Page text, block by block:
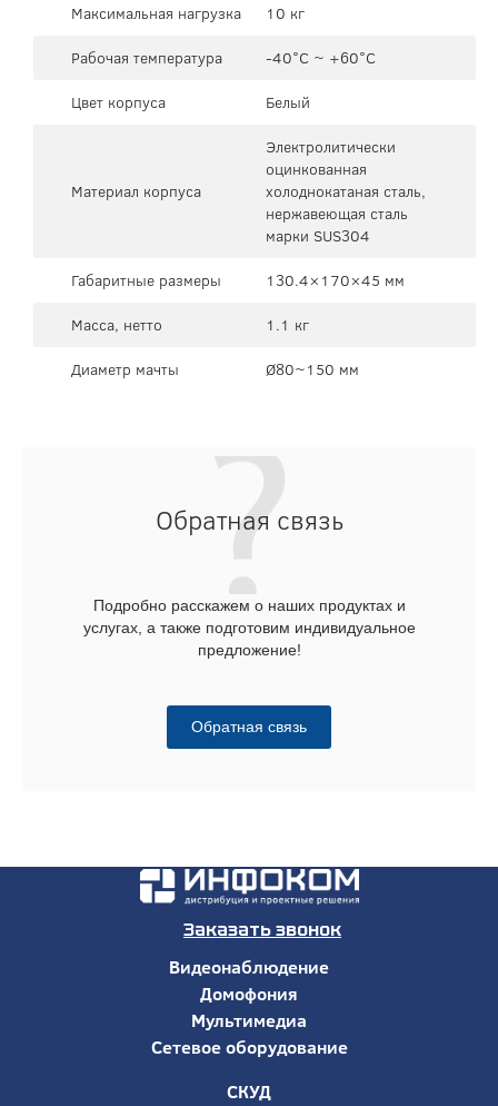
Максимальная нагрузка
10 кг
Рабочая температура
-40°C ~ +60°C
Цвет корпуса
Белый
Материал корпуса
Электролитически
оцинкованная
холоднокатаная сталь,
нержавеющая сталь
марки SUS304
Габаритные размеры
130.4×170×45 мм
Масса, нетто
1.1 кг
Диаметр мачты
Ø80~150 мм
Обратная связь
Подробно расскажем о наших продуктах и
услугах, а также подготовим индивидуальное
предложение!
Обратная связь
Заказать звонок
Видеонаблюдение
Домофония
Мультимедиа
Сетевое оборудование
СКУД